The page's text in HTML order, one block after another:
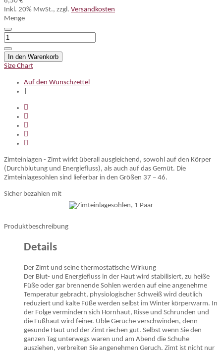
Inkl. 20% MwSt., zzgl. Versandkosten
Menge
In den Warenkorb
Size Chart
Auf den Wunschzettel
Zimteinlagen - Zimt wirkt überall ausgleichend, sowohl auf den Körper
(Durchblutung und Energiefluss), als auch auf das Gemüt. Die
Zimteinlagesohlen sind lieferbar in den Größen 37 – 46.
Sicher bezahlen mit
Produktbeschreibung
Details
Der Zimt und seine thermostatische Wirkung
Der Blut- und Energiefluss in der Haut wird stabilisiert, zu heiße
Füße oder gar brennende Sohlen werden auf eine angenehme
Temperatur gebracht, physiologischer Schweiß wird deutlich
reduziert und kalte Füße werden selbst im Winter körperwarm. In
der Folge vermindern sich Hornhaut, Risse und Schrunden und
die Fußhaut wird feiner. Üble Gerüche verschwinden, denn
gesunde Haut und der Zimt riechen gut. Selbst wenn Sie den
ganzen Tag unterwegs waren und am Abend die Schuhe
ausziehen, verbreiten Sie angenehmen Geruch. Zimt ist nicht nur